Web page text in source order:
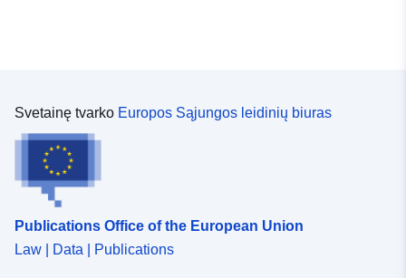
Svetainę tvarko Europos Sąjungos leidinių biuras
Publications Office of the European Union
Law | Data | Publications